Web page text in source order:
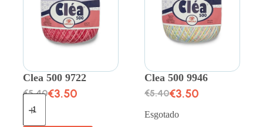
Clea 500 9722
€5.40€3.50
Clea 500 9946
€5.40€3.50
Esgotado